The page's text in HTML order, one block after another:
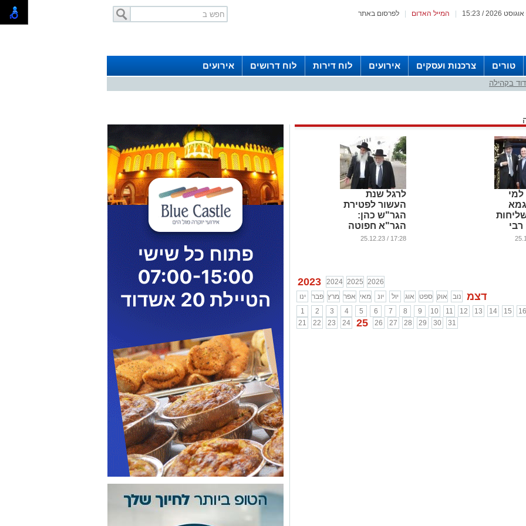
לפרסום באתר המייל האדום
טורים צרכנות ועסקים אירועים לוח דירות לוח דרושים אירועים
בקהילה
למי
רבי
ז"ל
לרגל שנת
העשור לפטירת
הגר"ש כהן:
הגר"א חפוטה
באשדוד
17:28 / 25.12.23
2023 2024 2025 2026
ינו
פבר מרץ אפר מאי יונ יול אוג ספט אוק נוב דצמ
1 2 3 4 5 6 7 8 9 10 11 12 13 14 15 16
21
22 23 24 25 26 27 28 29 30 31